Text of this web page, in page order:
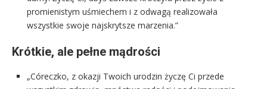
promienistym uśmiechem i z odwagą realizowała
wszystkie swoje najskrytsze marzenia.”
Krótkie, ale pełne mądrości
„Córeczko, z okazji Twoich urodzin życzę Ci przede